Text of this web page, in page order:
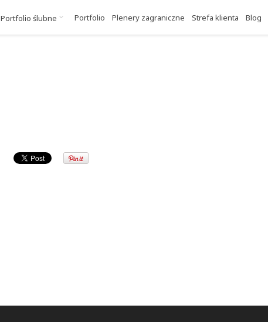
Portfolio ślubne Portfolio Plenery zagraniczne Strefa klienta Blog